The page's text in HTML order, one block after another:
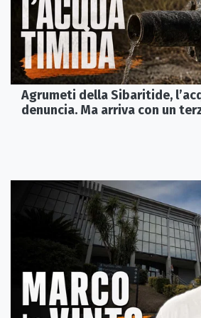
Agrumeti della Sibaritide,
denuncia. Ma arriva con un